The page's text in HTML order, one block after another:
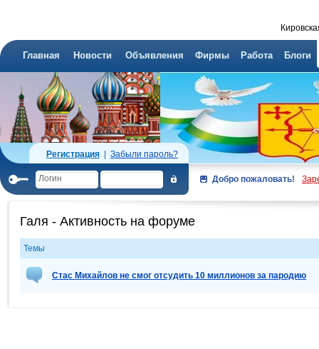
Главная Новости Объявления Фирмы Работа Блоги
Регистрация Забыли пароль?
Добро пожаловать!
Галя - Активность на форуме
Темы
Стас Михайлов не смог отсудить 10 миллионов за пародию